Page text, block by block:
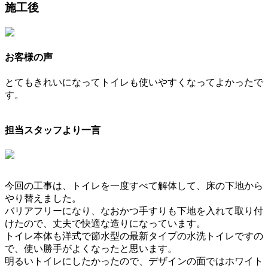
施工後
お客様の声
とてもきれいになってトイレも使いやすくなってよかったで
す。
担当スタッフより一言
今回の工事は、トイレを一度すべて解体して、床の下地から
やり替えました。
バリアフリーになり、なおかつ手すりも下地を入れて取り付
けたので、丈夫で快適な造りになっています。
トイレ本体も洋式で節水型の最新タイプの水洗トイレですの
で、使い勝手がよくなったと思います。
明るいトイレにしたかったので、デザインの面ではホワイト